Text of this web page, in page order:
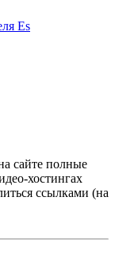
Es
сайте полные
хостингах
ссылками (на